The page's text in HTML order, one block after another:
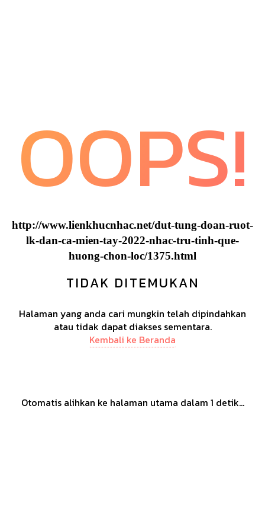
OOPS!
http://www.lienkhucnhac.net/dut-tung-doan-ruot-
lk-dan-ca-mien-tay-2022-nhac-tru-tinh-que-
huong-chon-loc/1375.html
TIDAK DITEMUKAN
Halaman yang anda cari mungkin telah dipindahkan
atau tidak dapat diakses sementara.
Kembali ke Beranda
Otomatis alihkan ke halaman utama dalam 1 detik...